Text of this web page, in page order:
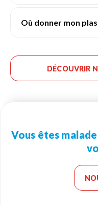
Où donner mon
DÉCOUVRIR
Vous êtes